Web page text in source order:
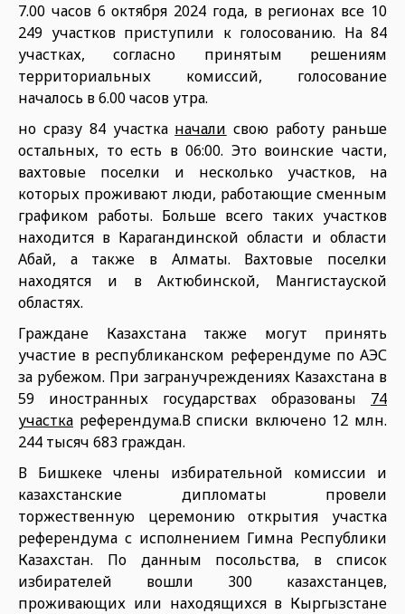
7.00 часов 6 октября 2024 года, в регионах все 10
249 участков приступили к голосованию. На 84
участках, согласно принятым решениям
территориальных комиссий, голосование
началось в 6.00 часов утра.
но сразу 84 участка начали свою работу раньше
остальных, то есть в 06:00. Это воинские части,
вахтовые поселки и несколько участков, на
которых проживают люди, работающие сменным
графиком работы. Больше всего таких участков
находится в Карагандинской области и области
Абай, а также в Алматы. Вахтовые поселки
находятся и в Актюбинской, Мангистауской
областях.
Граждане Казахстана также могут принять
участие в республиканском референдуме по АЭС
за рубежом. При загранучреждениях Казахстана в
59 иностранных государствах образованы 74
участка референдума.В списки включено 12 млн.
244 тысяч 683 граждан.
В Бишкеке члены избирательной комиссии и
казахстанские дипломаты провели
торжественную церемонию открытия участка
референдума с исполнением Гимна Республики
Казахстан. По данным посольства, в список
избирателей вошли 300 казахстанцев,
проживающих или находящихся в Кыргызстане